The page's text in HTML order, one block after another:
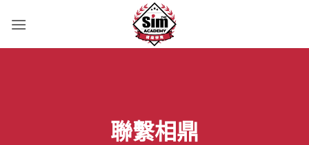
聯繫相鼎